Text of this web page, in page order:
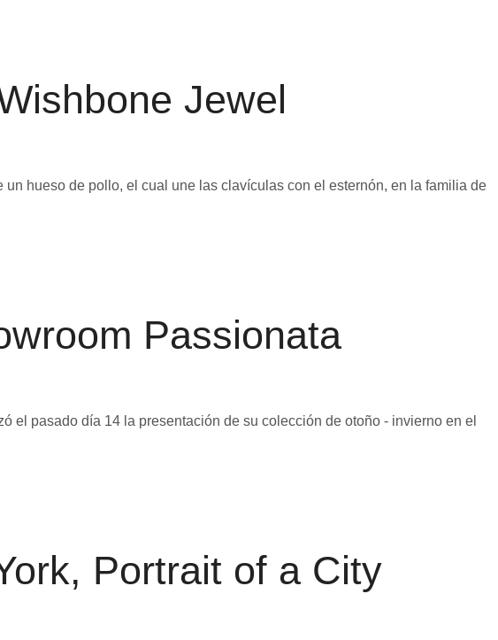
Jewel
hueso de pollo, el cual une las clavículas con el esternón, en la familia de
Passionata
el pasado día 14 la presentación de su colección de otoño - invierno en el
Portrait of a City